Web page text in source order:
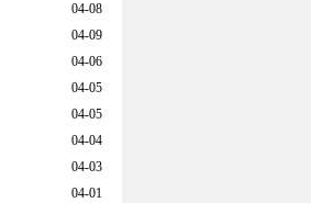
04-08
04-09
04-06
04-05
04-05
04-04
04-03
04-01